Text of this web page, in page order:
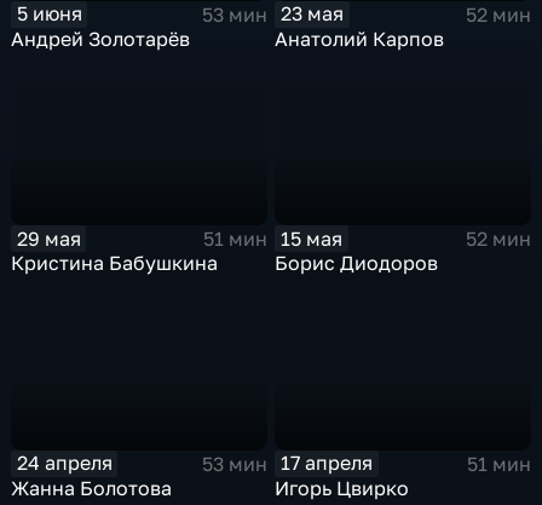
5 июня
53 мин
Андрей Золотарёв
23 мая
52 мин
Анатолий Карпов
29 мая
51 мин
Кристина Бабушкина
15 мая
52 мин
Борис Диодоров
24 апреля
53 мин
Жанна Болотова
17 апреля
51 мин
Игорь Цвирко